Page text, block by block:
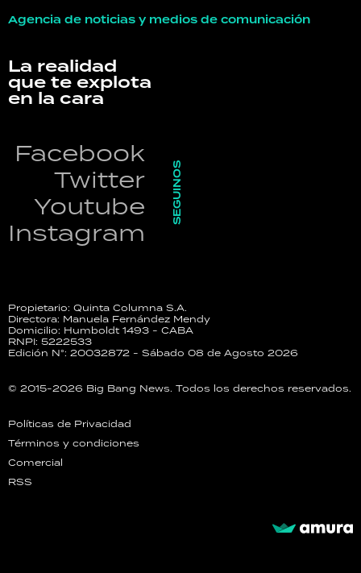
Agencia de noticias y medios de comunicación
La realidad
que te explota
en la cara
Facebook
Twitter
Youtube
Instagram
SEGUINOS
Propietario: Quinta Columna S.A.
Directora: Manuela Fernández Mendy
Domicilio: Humboldt 1493 - CABA
RNPI: 5222533
Edición N°: 20032872 - Sábado 08 de Agosto 2026
© 2015-2026 Big Bang News. Todos los derechos reservados.
Políticas de Privacidad
Términos y condiciones
Comercial
RSS